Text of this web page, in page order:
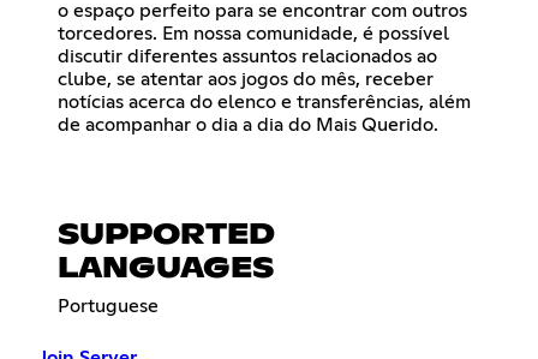
o espaço perfeito para se encontrar com outros
torcedores. Em nossa comunidade, é possível
discutir diferentes assuntos relacionados ao
clube, se atentar aos jogos do mês, receber
notícias acerca do elenco e transferências, além
de acompanhar o dia a dia do Mais Querido.
SUPPORTED
LANGUAGES
Portuguese